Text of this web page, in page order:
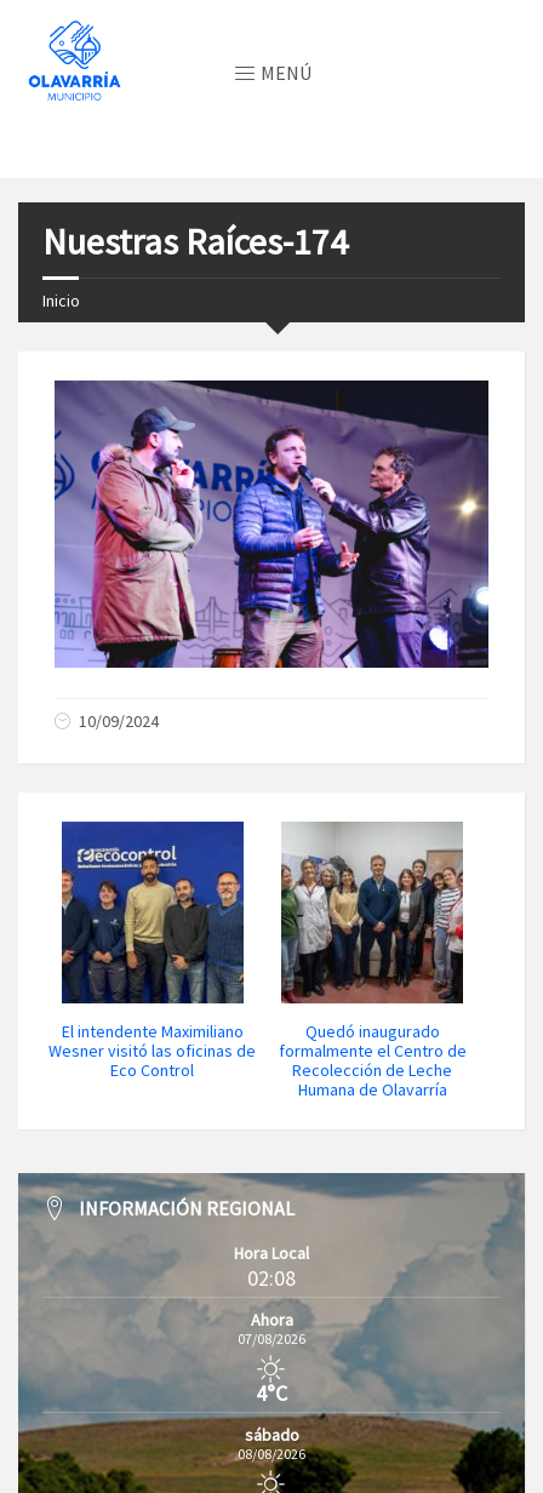
MENÚ
Nuestras Raíces-174
Inicio
10/09/2024
El intendente Maximiliano
Wesner visitó las oficinas de
Eco Control
Quedó inaugurado
formalmente el Centro de
Recolección de Leche
Humana de Olavarría
INFORMACIÓN REGIONAL
Hora Local
02:08
Ahora
07/08/2026
4°C
sábado
08/08/2026